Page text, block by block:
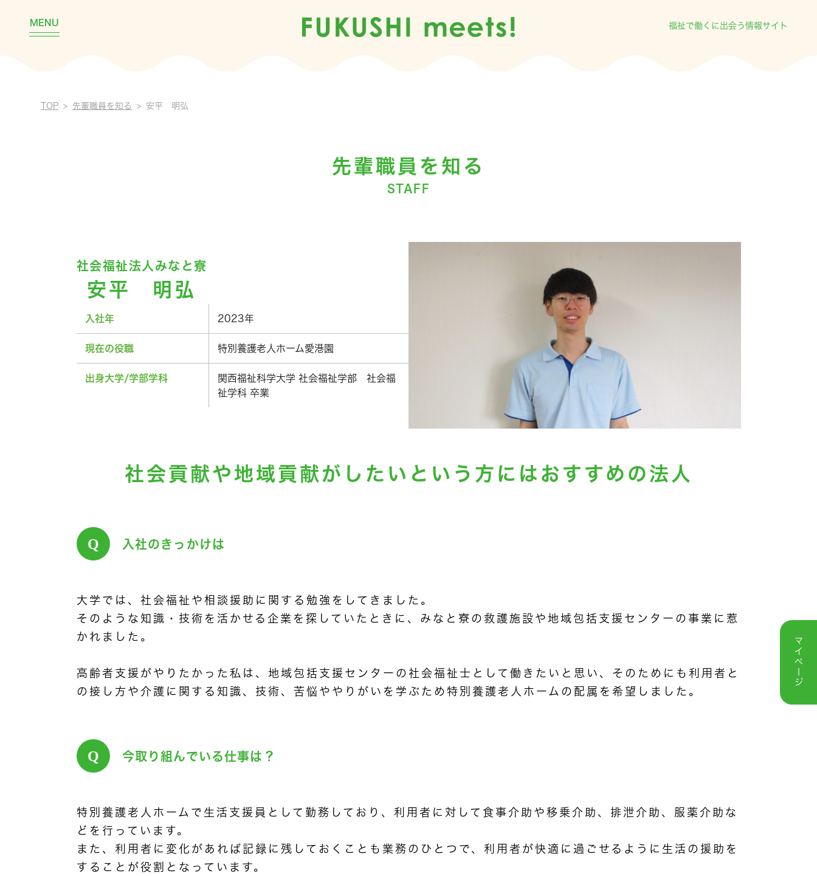
MENU 福祉で働くに出会う情報サイト
TOP 先輩職員を知る 安平 明弘
先輩職員を知る
STAFF
社会福祉法人みなと寮
安平 明弘
入社年 2023年
現在の役職 特別養護老人ホーム愛港園
出身大学/学部学科
関西福祉科学大学 社会福祉学部 社会福
祉学科 卒業
社会貢献や地域貢献がしたいという方にはおすすめの法人
Q 入社のきっかけは
大学では、社会福祉や相談援助に関する勉強をしてきました。
そのような知識・技術を活かせる企業を探していたときに、みなと寮の救護施設や地域包括支援センターの事業に惹
かれました。
高齢者支援がやりたかった私は、地域包括支援センターの社会福祉士として働きたいと思い、そのためにも利用者と
の接し方や介護に関する知識、技術、苦悩ややりがいを学ぶため特別養護老人ホームの配属を希望しました。
Q 今取り組んでいる仕事は？
特別養護老人ホームで生活支援員として勤務しており、利用者に対して食事介助や移乗介助、排泄介助、服薬介助な
どを行っています。
また、利用者に変化があれば記録に残しておくことも業務のひとつで、利用者が快適に過ごせるように生活の援助を
することが役割となっています。
マイページ